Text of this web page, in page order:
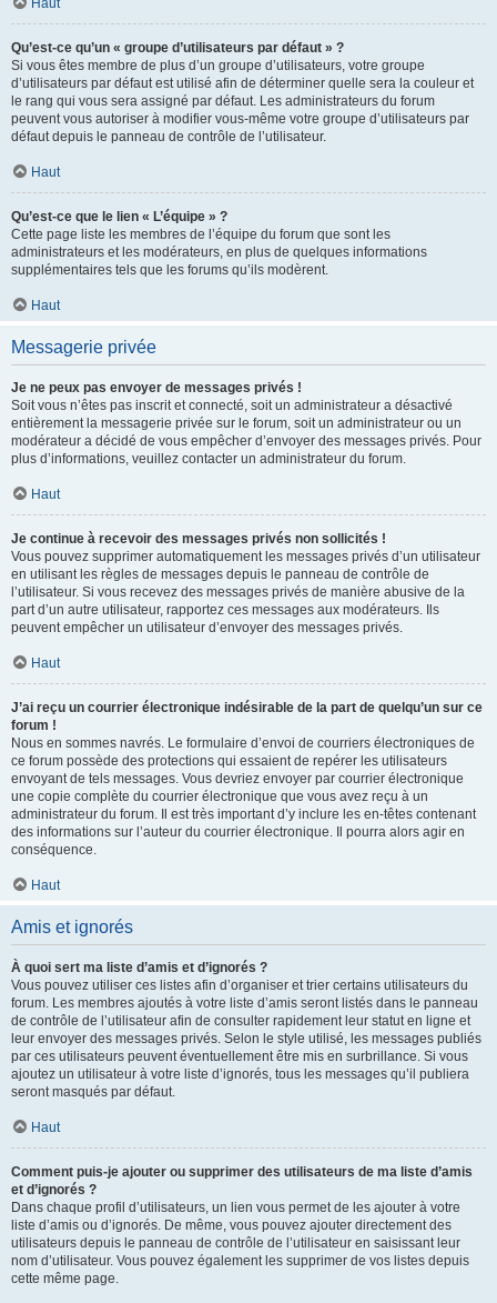
Haut
Qu’est-ce qu’un « groupe d’utilisateurs par défaut » ?
Si vous êtes membre de plus d’un groupe d’utilisateurs, votre groupe
d’utilisateurs par défaut est utilisé afin de déterminer quelle sera la couleur et
le rang qui vous sera assigné par défaut. Les administrateurs du forum
peuvent vous autoriser à modifier vous-même votre groupe d’utilisateurs par
défaut depuis le panneau de contrôle de l’utilisateur.
Haut
Qu’est-ce que le lien « L’équipe » ?
Cette page liste les membres de l’équipe du forum que sont les
administrateurs et les modérateurs, en plus de quelques informations
supplémentaires tels que les forums qu’ils modèrent.
Haut
Messagerie privée
Je ne peux pas envoyer de messages privés !
Soit vous n’êtes pas inscrit et connecté, soit un administrateur a désactivé
entièrement la messagerie privée sur le forum, soit un administrateur ou un
modérateur a décidé de vous empêcher d’envoyer des messages privés. Pour
plus d’informations, veuillez contacter un administrateur du forum.
Haut
Je continue à recevoir des messages privés non sollicités !
Vous pouvez supprimer automatiquement les messages privés d’un utilisateur
en utilisant les règles de messages depuis le panneau de contrôle de
l’utilisateur. Si vous recevez des messages privés de manière abusive de la
part d’un autre utilisateur, rapportez ces messages aux modérateurs. Ils
peuvent empêcher un utilisateur d’envoyer des messages privés.
Haut
J’ai reçu un courrier électronique indésirable de la part de quelqu’un sur ce
forum !
Nous en sommes navrés. Le formulaire d’envoi de courriers électroniques de
ce forum possède des protections qui essaient de repérer les utilisateurs
envoyant de tels messages. Vous devriez envoyer par courrier électronique
une copie complète du courrier électronique que vous avez reçu à un
administrateur du forum. Il est très important d’y inclure les en-têtes contenant
des informations sur l’auteur du courrier électronique. Il pourra alors agir en
conséquence.
Haut
Amis et ignorés
À quoi sert ma liste d’amis et d’ignorés ?
Vous pouvez utiliser ces listes afin d’organiser et trier certains utilisateurs du
forum. Les membres ajoutés à votre liste d’amis seront listés dans le panneau
de contrôle de l’utilisateur afin de consulter rapidement leur statut en ligne et
leur envoyer des messages privés. Selon le style utilisé, les messages publiés
par ces utilisateurs peuvent éventuellement être mis en surbrillance. Si vous
ajoutez un utilisateur à votre liste d’ignorés, tous les messages qu’il publiera
seront masqués par défaut.
Haut
Comment puis-je ajouter ou supprimer des utilisateurs de ma liste d’amis
et d’ignorés ?
Dans chaque profil d’utilisateurs, un lien vous permet de les ajouter à votre
liste d’amis ou d’ignorés. De même, vous pouvez ajouter directement des
utilisateurs depuis le panneau de contrôle de l’utilisateur en saisissant leur
nom d’utilisateur. Vous pouvez également les supprimer de vos listes depuis
cette même page.